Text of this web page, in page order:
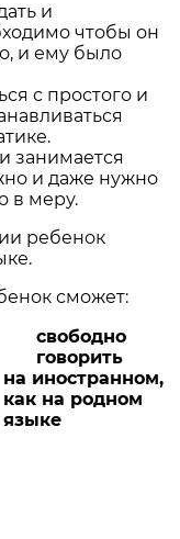
и
чтобы он
и ему было
с простого и
занимается
и даже нужно
в меру.
ребенок
сможет:
свободно
говорить
на иностранном,
как на родном
языке